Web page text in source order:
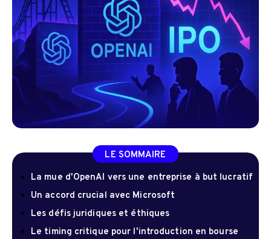
LE SOMMAIRE
La mue d'OpenAI vers une entreprise à but lucratif
Un accord crucial avec Microsoft
Les défis juridiques et éthiques
Le timing critique pour l'introduction en bourse